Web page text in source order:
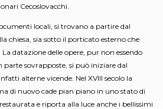
Cecoslovacchi.
locali, si trovano a partire dal
chiesa, sia sotto il porticato esterno che
datazione delle opere, pur non essendo
parte sovrapposte, si può iniziare dal
alterne vicende. Nel XVIII secolo la
di nuovo cade pian piano in uno stato di
e riporta alla luce anche i bellissimi